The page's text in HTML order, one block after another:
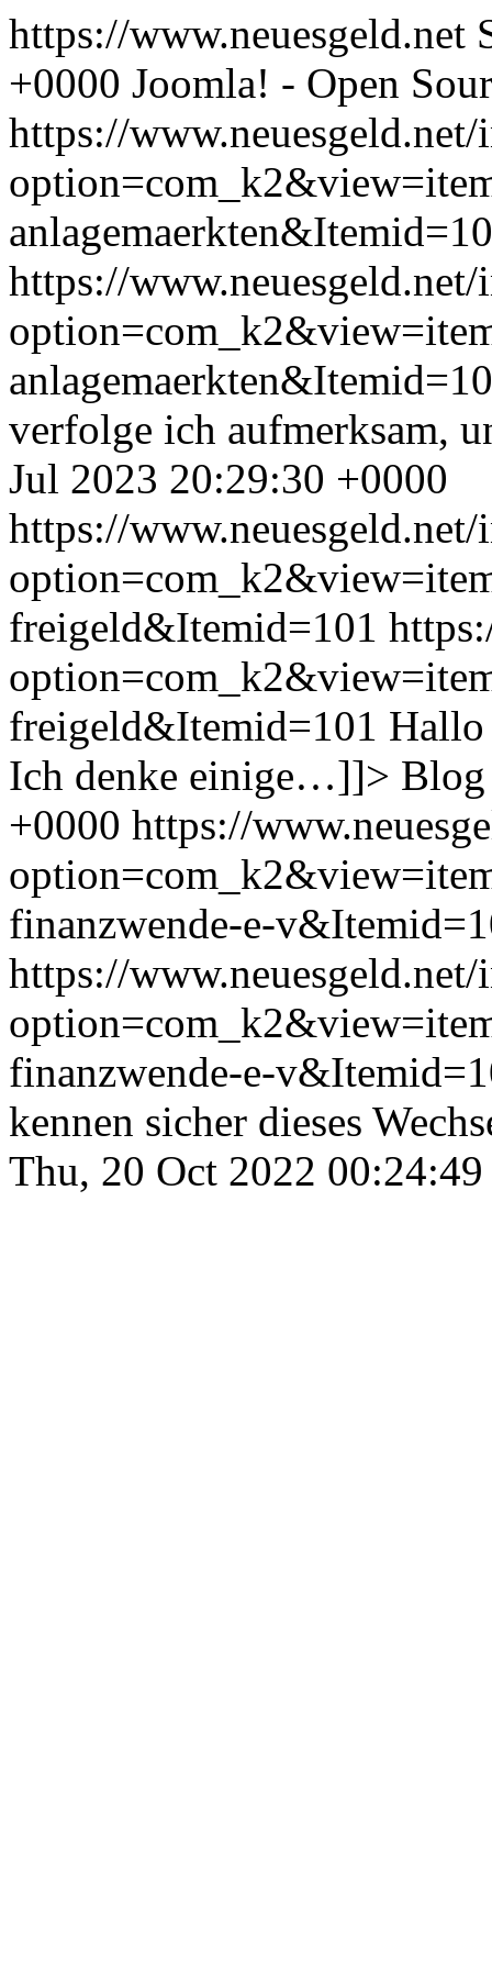
https://www.neuesgeld.net
+0000 Joomla! - Open
https://www.neuesgeld.net/
https://www.neuesgeld.net/
verfolge ich aufmerksam,
Jul 2023 20:29:30 +0000
https://www.neuesgeld.net/
freigeld&Itemid=101
freigeld&Itemid=101 Hallo
Ich denke einige…]]> Blog
+0000 https://
finanzwende-e-
https://www.neuesgeld.net/
finanzwende-e-
kennen sicher dieses
Thu, 20 Oct 2022